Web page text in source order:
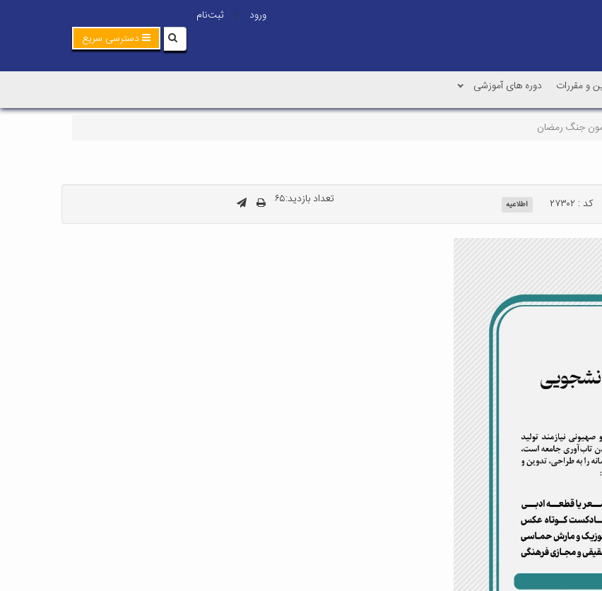
ورود |
ثبت‌نام
دسترسی سریع
و مقررات دوره های آموزشی
جنگ رمضان
کد : ۲۷۳۰۲ اطلاعیه تعداد بازدید:۶۵